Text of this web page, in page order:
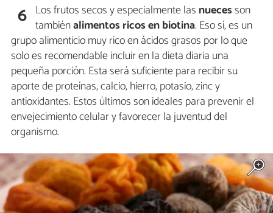
6 Los frutos secos y especialmente las nuecesson
tambiénalimentos ricos en biotina. Eso sí, es un
grupo alimenticio muy rico en ácidos grasos por lo que
solo es recomendable incluir en la dieta diaria una
pequeña porción. Esta será suficiente para recibir su
aporte de proteínas, calcio, hierro, potasio, zinc y
antioxidantes. Estos últimos son ideales para prevenir el
envejecimiento celular y favorecer la juventud del
organismo.